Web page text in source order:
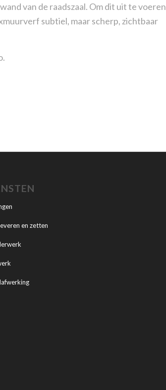
van de raadszaal. Om dit uit te voeren
subtiel, maar scherp, zichtbaar
en zetten